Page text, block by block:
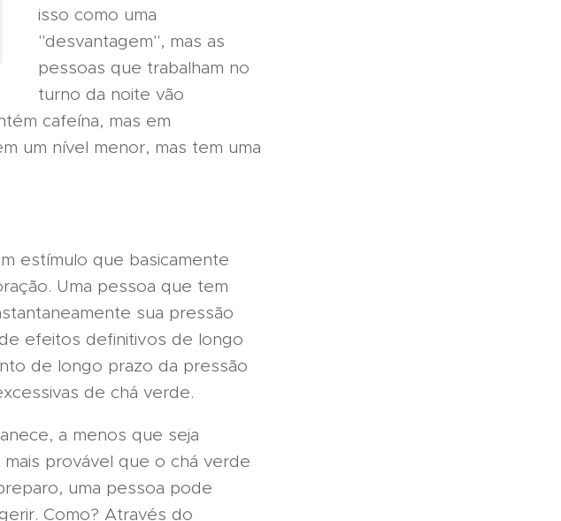
isso como uma
"desvantagem", mas as
pessoas que trabalham no
turno da noite vão
cafeína, mas em
um nível menor, mas tem uma
que basicamente
Uma pessoa que tem
sua pressão
efeitos definitivos de longo
de longo prazo da pressão
de chá verde.
a menos que seja
provável que o chá verde
uma pessoa pode
Como? Através do